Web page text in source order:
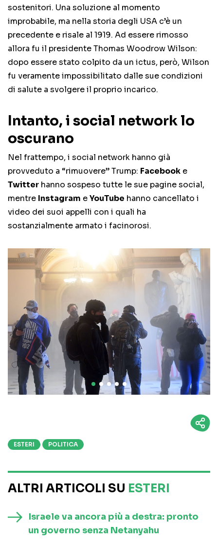
sostenitori. Una soluzione al momento
improbabile, ma nella storia degli USA c’è un
precedente e risale al 1919. Ad essere rimosso
allora fu il presidente Thomas Woodrow Wilson:
dopo essere stato colpito da un ictus, però, Wilson
fu veramente impossibilitato dalle sue condizioni
di salute a svolgere il proprio incarico.
Intanto, i social network lo
oscurano
Nel frattempo, i social network hanno già
provveduto a “rimuovere” Trump: Facebook e
Twitter hanno sospeso tutte le sue pagine social,
mentre Instagram eYouTube hanno cancellato i
video dei suoi appelli con i quali ha
sostanzialmente armato i facinorosi.
ESTERI POLITICA
ALTRI ARTICOLI SU ESTERI
Israele va ancora più a destra: pronto
un governo senza Netanyahu